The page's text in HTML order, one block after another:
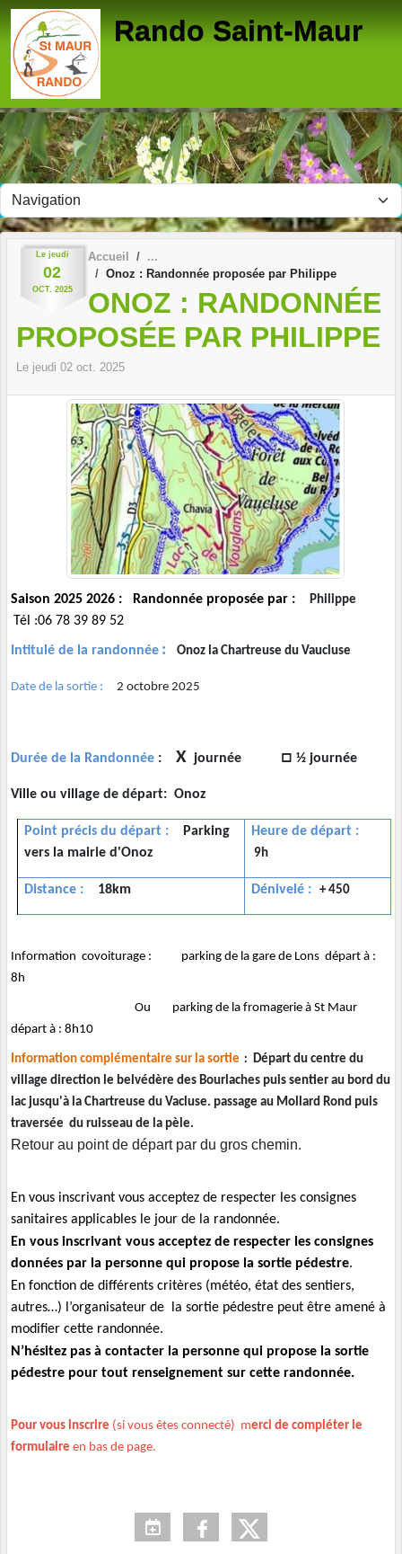
Rando Saint-Maur
Le jeudi
02
OCT. 2025
Accueil
Onoz : Randonnée proposée par Philippe
ONOZ : RANDONNÉE
PROPOSÉE PAR PHILIPPE
Le jeudi 02 oct. 2025
Saison 2025 2026 : Randonnée proposée par : Philippe
Tél :06 78 39 89 52
Intitulé de la randonnée : Onoz la Chartreuse du Vaucluse
Date de la sortie : 2 octobre 2025
Durée de la Randonnée : X journée □ ½ journée
Ville ou village de départ: Onoz
Point précis du départ :
Parking
vers la mairie d'Onoz
Heure de départ :
9h
Distance : 18km Dénivelé : + 450
Information covoiturage : parking de la gare de Lons départ à :
8h
Ou parking de la fromagerie à St Maur
départ à : 8h10
Information complémentaire sur la sortie : Départ du centre du
village direction le belvédère des Bourlaches puis sentier au bord du
lac jusqu'à la Chartreuse du Vacluse. passage au Mollard Rond puis
traversée du ruisseau de la pèle.
Retour au point de départ par du gros chemin.
En vous inscrivant vous acceptez de respecter les consignes
sanitaires applicables le jour de la randonnée.
En vous inscrivant vous acceptez de respecter les consignes
données par la personne qui propose la sortie pédestre.
En fonction de différents critères (météo, état des sentiers,
autres…) l’organisateur de la sortie pédestre peut être amené à
modifier cette randonnée.
N’hésitez pas à contacter la personne qui propose la sortie
pédestre pour tout renseignement sur cette randonnée.
Pour vous inscrire (si vous êtes connecté) merci de compléter le
formulaire en bas de page.
Panneau de gestion des cookies